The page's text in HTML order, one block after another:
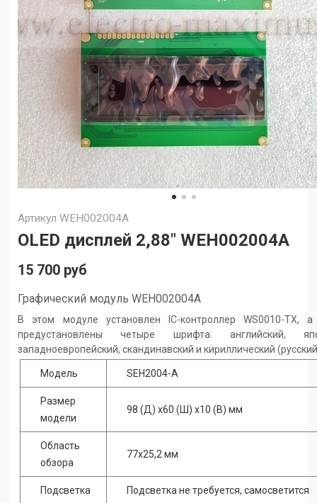
АртикулWEH002004A
OLED дисплей 2,88" WEH002004A
15 700 руб
Графический модуль WEH002004A
В этом модуле установлен IC-контроллер WS0010-TX,
предустановлены четыре шрифта: английский,
западноевропейский, скандинавский и кириллический
Модель SEH2004-A
Размер
модели
98 (Д) x60 (Ш) x10 (В) мм
Область
обзора
77x25,2 мм
Подсветка Подсветка не требуется, самосветится